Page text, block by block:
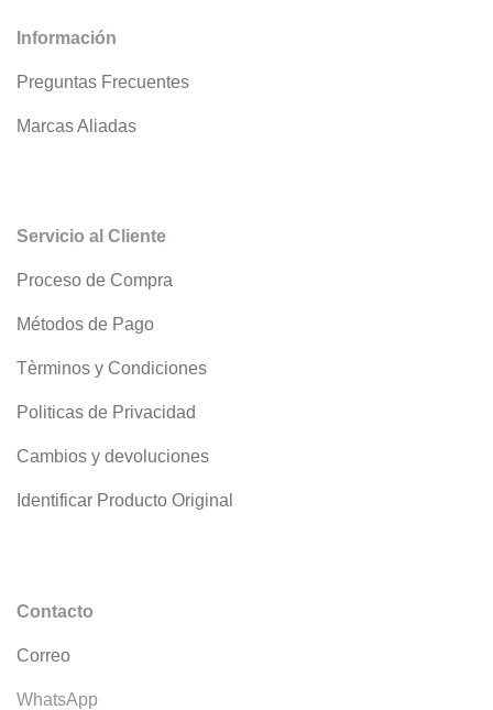
Información
Preguntas Frecuentes
Marcas Aliadas
Servicio al Cliente
Proceso de Compra
Métodos de Pago
Tèrminos y Condiciones
Politicas de Privacidad
Cambios y devoluciones
Identificar Producto Original
Contacto
Correo
WhatsApp